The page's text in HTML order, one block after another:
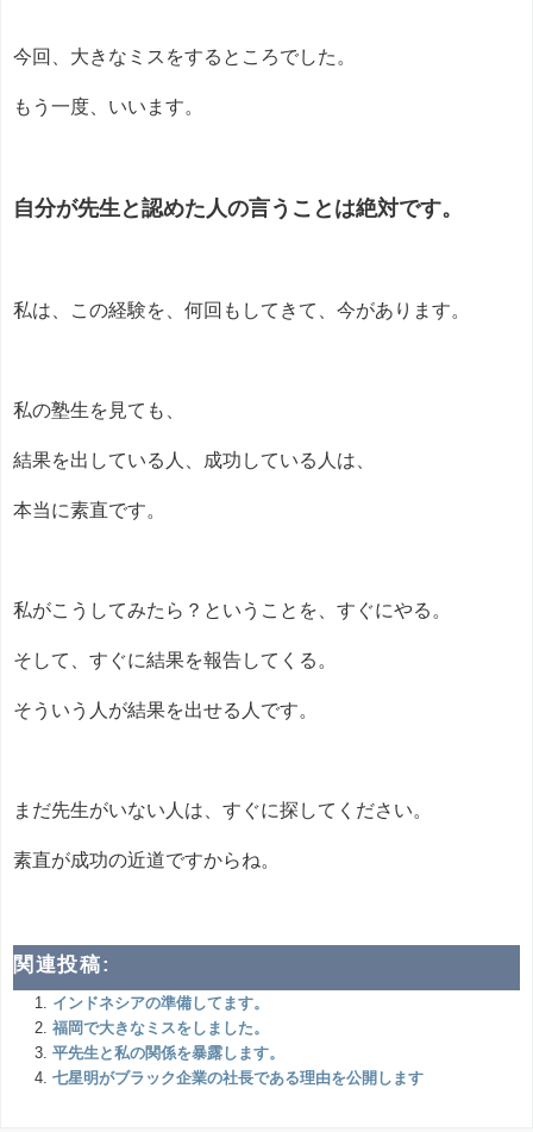
今回、大きなミスをするところでした。
もう一度、いいます。
自分が先生と認めた人の言うことは絶対です。
私は、この経験を、何回もしてきて、今があります。
私の塾生を見ても、
結果を出している人、成功している人は、
本当に素直です。
私がこうしてみたら？ということを、すぐにやる。
そして、すぐに結果を報告してくる。
そういう人が結果を出せる人です。
まだ先生がいない人は、すぐに探してください。
素直が成功の近道ですからね。
関連投稿:
インドネシアの準備してます。
福岡で大きなミスをしました。
平先生と私の関係を暴露します。
七星明がブラック企業の社長である理由を公開します